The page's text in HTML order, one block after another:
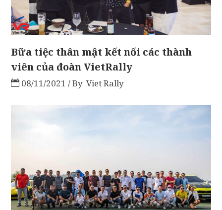
Bữa tiệc thân mật kết nối các thành
viên của đoàn VietRally
08/11/2021 By Viet Rally